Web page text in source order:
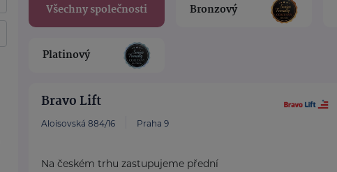
Všechny společnosti Bronzový
Platinový
Bravo Lift
Aloisovská 884/16 Praha 9
Na českém trhu zastupujeme přední